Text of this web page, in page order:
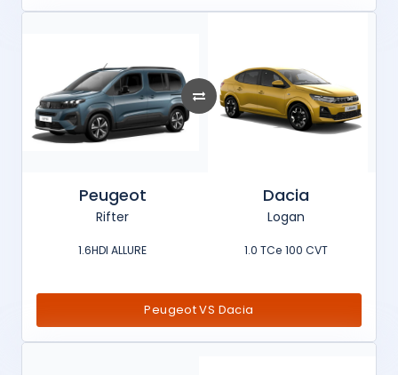
Peugeot
Rifter
1.6HDI ALLURE
Dacia
Logan
1.0 TCe 100 CVT
Peugeot VS Dacia